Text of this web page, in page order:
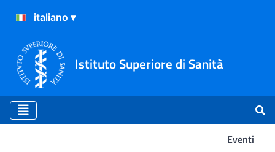
Istituto Superiore di Sanità
Eventi